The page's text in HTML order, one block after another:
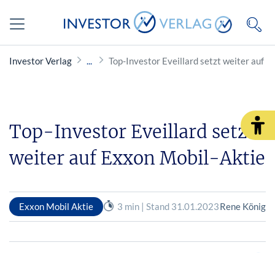
Investor Verlag Top-Investor Eveillard setzt weiter auf
Top-Investor Eveillard setzt
weiter auf Exxon Mobil-Aktie
Exxon Mobil Aktie 3 min | Stand 31.01.2023Rene König